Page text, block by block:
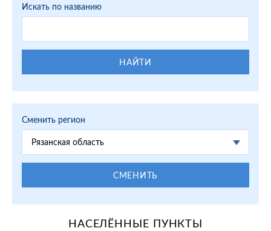
Искать по названию
НАЙТИ
Сменить регион
Рязанская область
СМЕНИТЬ
НАСЕЛЁННЫЕ ПУНКТЫ